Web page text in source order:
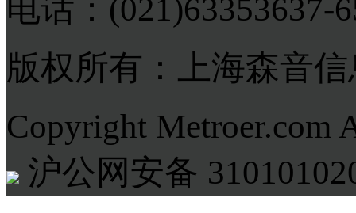
电话：(021)63353637-
版权所有：上海森音
Copyright Metroer.com
沪公网安备